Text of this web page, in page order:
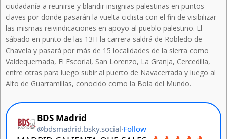
ciudadanía a reunirse y blandir insignias palestinas en puntos
claves por donde pasarán la vuelta ciclista con el fin de visibilizar
las mismas reivindicaciones en apoyo al pueblo palestino. El
sábado en punto de las 13H la carrera saldrá de Robledo de
Chavela y pasará por más de 15 localidades de la sierra como
Valdequemada, El Escorial, San Lorenzo, La Granja, Cercedilla,
entre otras para luego subir al puerto de Navacerrada y luego al
Alto de Guarramillas, conocido como la Bola del Mundo.